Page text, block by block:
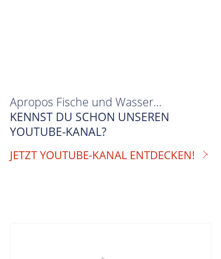
Apropos Fische und Wasser…
KENNST DU SCHON UNSEREN
YOUTUBE-KANAL?
JETZT YOUTUBE-KANAL ENTDECKEN!